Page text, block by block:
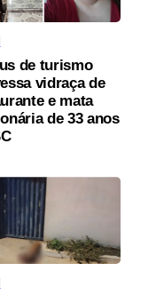
de turismo
vidraça de
e mata
de 33 anos